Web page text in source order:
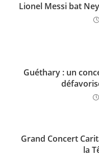
Lionel Messi bat
Guéthary : un
Grand Concert
la